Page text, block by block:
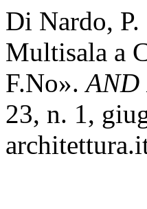
Di Nardo,
Multisala a
F.No».AND
23, n. 1,